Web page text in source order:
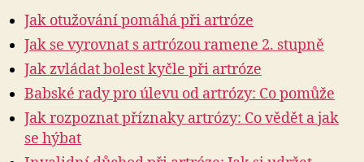
Jak otužování pomáhá při artróze
Jak se vyrovnat s artrózou ramene 2. stupně
Jak zvládat bolest kyčle při artróze
Babské rady pro úlevu od artrózy: Co pomůže
Jak rozpoznat příznaky artrózy: Co vědět a jak
se hýbat